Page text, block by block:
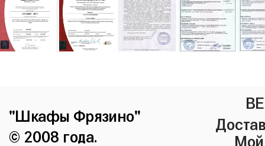
"Шкафы Фрязино"
© 2008 года.